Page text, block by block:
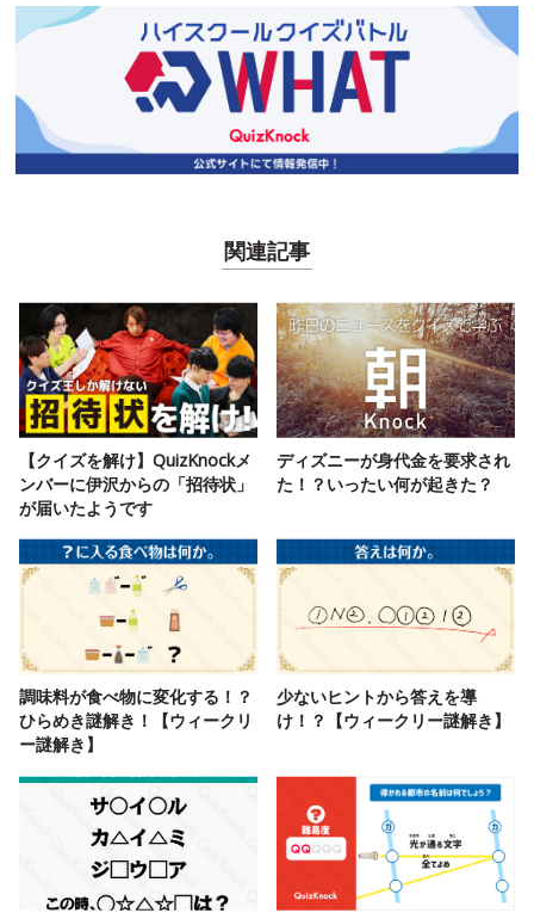
関連記事
【クイズを解け】QuizKnockメ
ンバーに伊沢からの「招待状」
が届いたようです
ディズニーが身代金を要求され
た！？いったい何が起きた？
調味料が食べ物に変化する！？
ひらめき謎解き！【ウィークリ
ー謎解き】
少ないヒントから答えを導
け！？【ウィークリー謎解き】